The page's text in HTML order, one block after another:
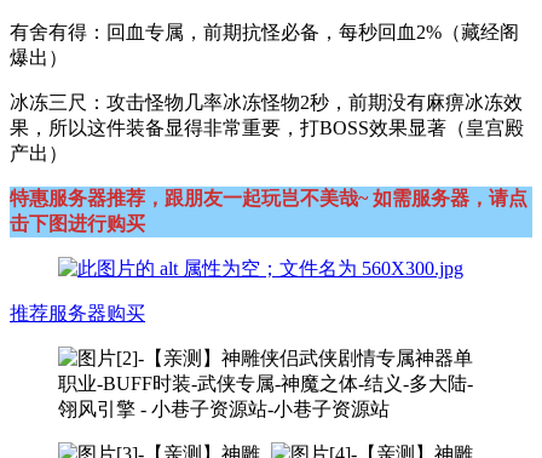
有舍有得：回血专属，前期抗怪必备，每秒回血2%（藏经阁
爆出）
冰冻三尺：攻击怪物几率冰冻怪物2秒，前期没有麻痹冰冻效
果，所以这件装备显得非常重要，打BOSS效果显著（皇宫殿
产出）
特惠服务器推荐，跟朋友一起玩岂不美哉~ 如需服务器，请点
击下图进行购买
推荐服务器购买